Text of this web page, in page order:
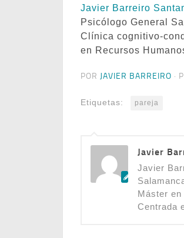
Javier Barreiro
Psicólogo General
Clínica cognitivo-
en Recursos
POR JAVIER BARREIRO ·
Etiquetas: pareja
Javier
Javier
Máster
Centrada